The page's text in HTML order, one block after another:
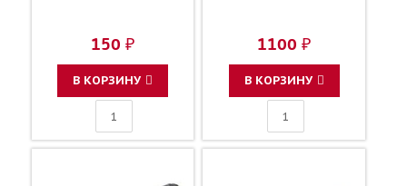
150 ₽
В КОРЗИНУ
1100 ₽
В КОРЗИНУ